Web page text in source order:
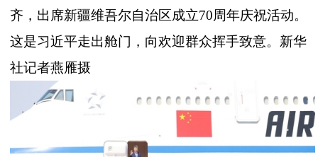
齐，出席新疆维吾尔自治区成立70周年庆祝活动。
这是习近平走出舱门，向欢迎群众挥手致意。新华
社记者燕雁摄